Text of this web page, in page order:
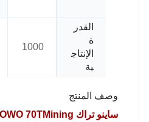
القدر
ة
الإنتاج
ية
1000
وصف المنتج